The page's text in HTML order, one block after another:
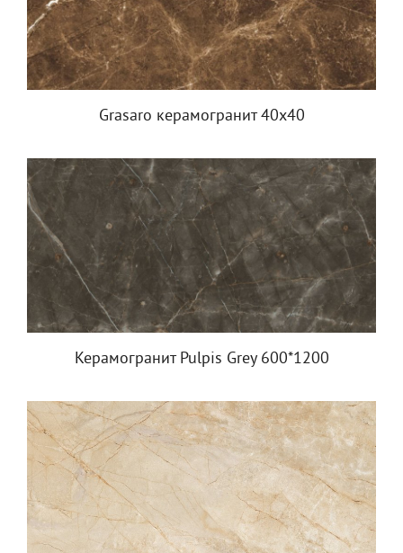
Grasaro керамогранит 40х40
Керамогранит Pulpis Grey 600*1200